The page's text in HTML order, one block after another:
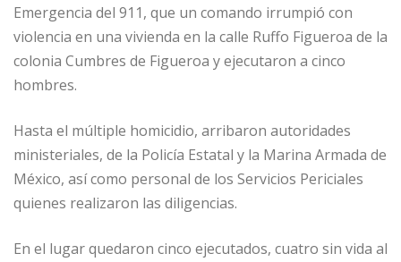
Emergencia del 911, que un comando irrumpió con
violencia en una vivienda en la calle Ruffo Figueroa de la
colonia Cumbres de Figueroa y ejecutaron a cinco
hombres.
Hasta el múltiple homicidio, arribaron autoridades
ministeriales, de la Policía Estatal y la Marina Armada de
México, así como personal de los Servicios Periciales
quienes realizaron las diligencias.
En el lugar quedaron cinco ejecutados, cuatro sin vida al